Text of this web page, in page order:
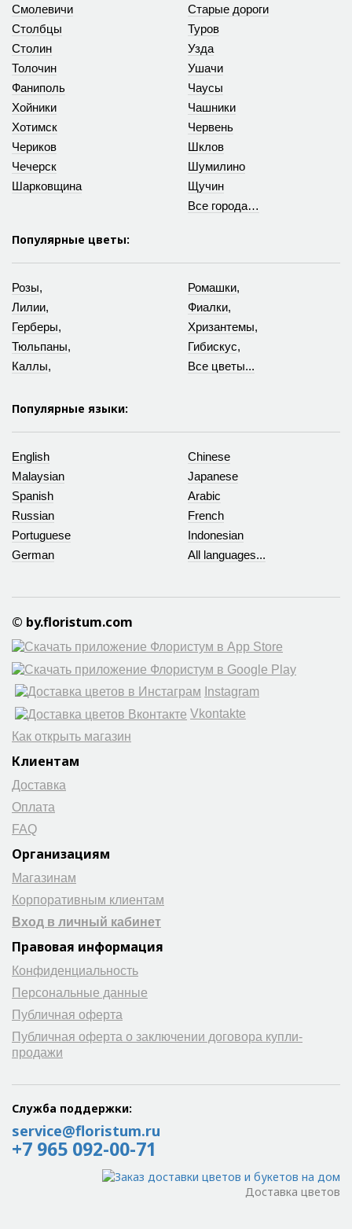
Смолевичи
Старые дороги
Столбцы
Столин
Толочин
Туров
Узда
Ушачи
Фаниполь
Хойники
Хотимск
Чаусы
Чашники
Червень
Чериков
Чечерск
Шарковщина
Шклов
Шумилино
Щучин
Все города…
Популярные цветы:
Розы,
Лилии,
Герберы,
Тюльпаны,
Каллы,
Ромашки,
Фиалки,
Хризантемы,
Гибискус,
Все цветы...
Популярные языки:
English
Malaysian
Chinese
Japanese
Spanish
Russian
Arabic
French
Portuguese
German
Indonesian
All languages...
© by.floristum.com
Instagram
Vkontakte
Как открыть магазин
Клиентам
Доставка
Оплата
FAQ
Организациям
Магазинам
Корпоративным клиентам
Вход в личный кабинет
Правовая информация
Конфиденциальность
Персональные данные
Публичная оферта
Публичная оферта о заключении договора купли-
продажи
Служба поддержки:
service@floristum.ru
+7 965 092-00-71
Доставка цветов